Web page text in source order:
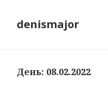
denismajor
День: 08.02.2022